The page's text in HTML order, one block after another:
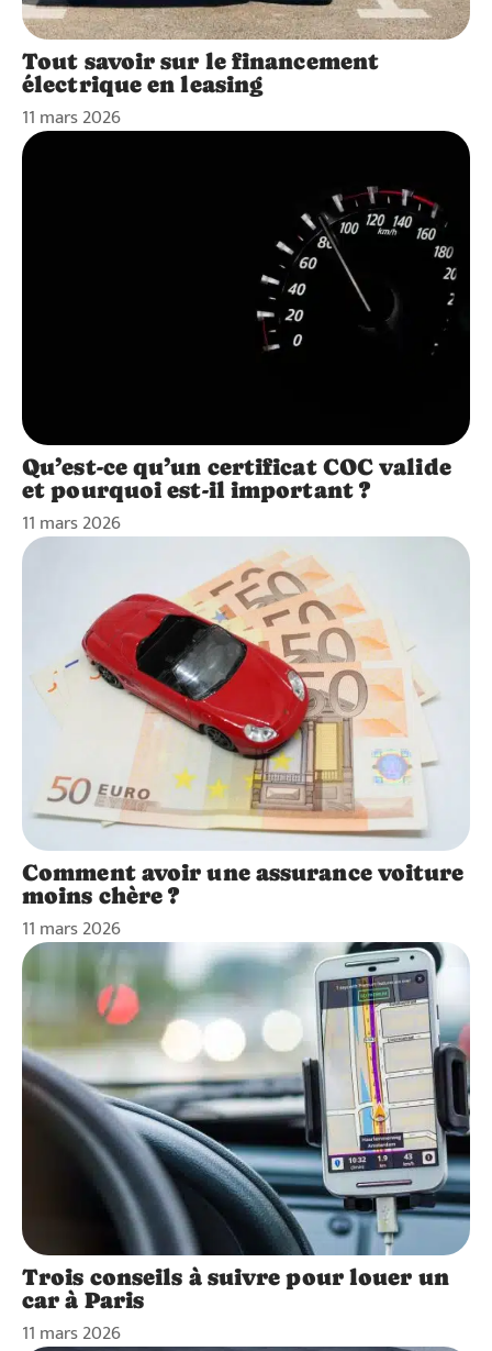
Tout savoir sur le financement
électrique en leasing
11 mars 2026
Qu’est-ce qu’un certificat COC valide
et pourquoi est-il important ?
11 mars 2026
Comment avoir une assurance voiture
moins chère ?
11 mars 2026
Trois conseils à suivre pour louer un
car à Paris
11 mars 2026